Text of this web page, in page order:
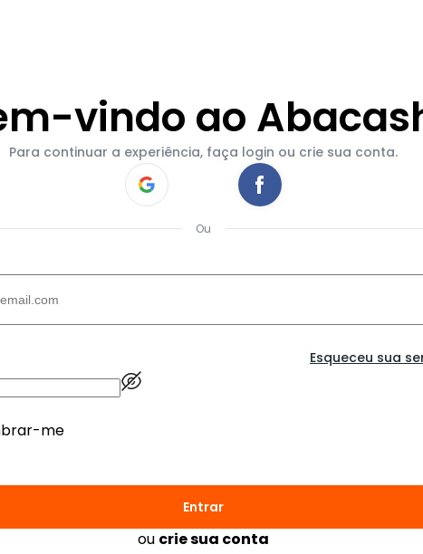
vindo ao
Para continuar a experiência, faça login ou crie sua conta.
Ou
Esqueceu sua
me
Entrar
ou crie sua conta